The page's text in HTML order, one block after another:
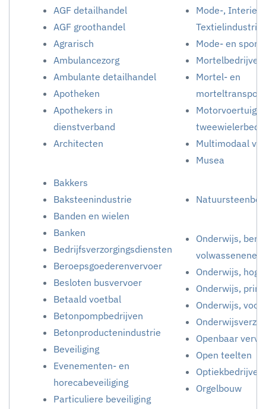
AGF detailhandel
AGF groothandel
Agrarisch
Ambulancezorg
Ambulante detailhandel
Apotheken
Apothekers in
dienstverband
Architecten
Bakkers
Baksteenindustrie
Banden en wielen
Banken
Bedrijfsverzorgingsdiensten
Beroepsgoederenvervoer
Besloten busvervoer
Betaald voetbal
Betonpompbedrijven
Betonproductenindustrie
Beveiliging
Evenementen- en
horecabeveiliging
Particuliere beveiliging
Mode-,
Textielindustrie
Mode- en
Mortelbedrijven
Mortel- en
Multimodaal
Musea
Onderwijs,
Onderwijs,
Onderwijs,
Onderwijs,
Openbaar
Open teelten
Optiekbedrijven
Orgelbouw